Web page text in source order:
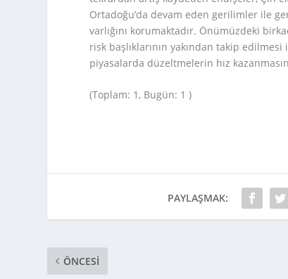
Ortadoğu’da devam eden gerilimler ile
varlığını korumaktadır. Önümüzdeki
risk başlıklarının yakından takip
piyasalarda düzeltmelerin hız
(Toplam: 1, Bugün: 1 )
PAYLAŞMAK:
ÖNCESI